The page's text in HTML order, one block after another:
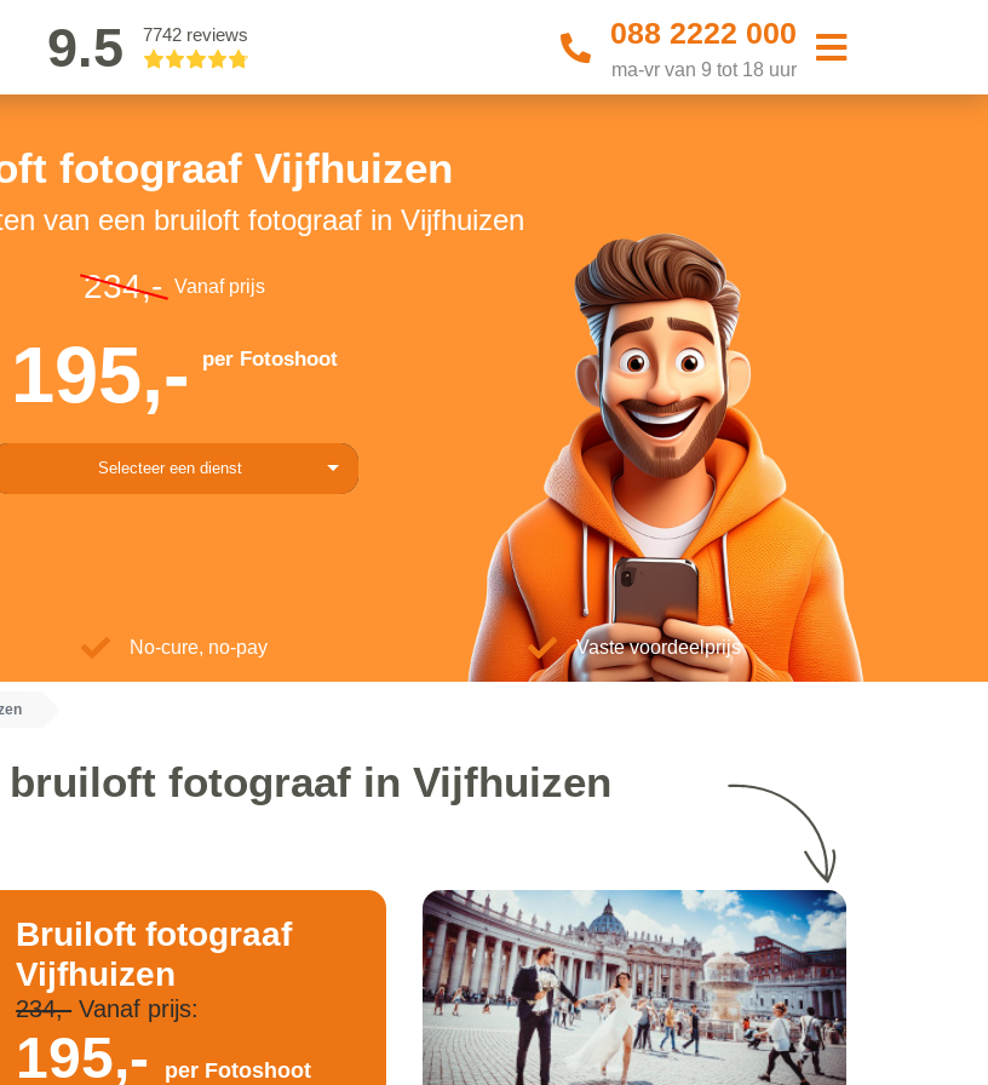
9.5 7742 reviews 088 2222 000
ma-vr van 9 tot 18 uur
fotograaf Vijfhuizen
van een bruiloft fotograaf in Vijfhuizen
234,- Vanaf prijs
195,- per Fotoshoot
Selecteer een dienst
No-cure, no-pay Vaste voordeelprijs
bruiloft fotograaf in Vijfhuizen
Bruiloft fotograaf
Vijfhuizen
234,-Vanaf prijs:
195,- per Fotoshoot